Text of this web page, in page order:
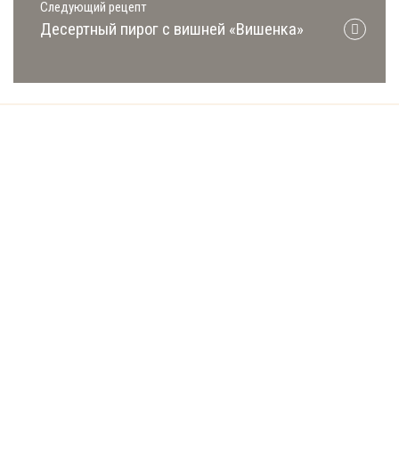
Следующий рецепт
Десертный пирог с вишней «Вишенка»